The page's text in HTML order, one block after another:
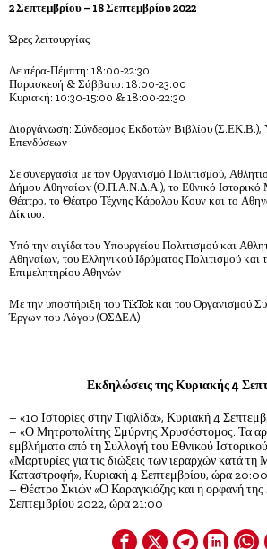
2 Σεπτεμβρίου – 18 Σεπτεμβρίου 2022
Ώρες λειτουργίας
Δευτέρα-Πέμπτη: 18:00-22:30
Παρασκευή & Σάββατο: 18:00-23:00
Κυριακή: 10:30-15:00 & 18:00-22:30
Διοργάνωση: Σύνδεσμος Εκδοτών Βιβλίου (Σ.ΕΚ.Β.),
Επενδύσεων
Σε συνεργασία με τον Οργανισμό Πολιτισμού,
Δήμου Αθηναίων (Ο.Π.Α.Ν.Δ.Α.), το Εθνικό Ιστορικό
Θέατρο, το Θέατρο Τέχνης Κάρολου Κουν και το
Δίκτυο.
Υπό την αιγίδα του Υπουργείου Πολιτισμού και
Αθηναίων, του Ελληνικού Ιδρύματος Πολιτισμού και
Επιμελητηρίου Αθηνών
Με την υποστήριξη του TikTok και του Οργανισμού
Έργων του Λόγου (ΟΣΔΕΛ)
Εκδηλώσεις της Κυριακής 4
– «10 Ιστορίες στην Τιφλίδα», Κυριακή 4
– «Ο Μητροπολίτης Σμύρνης Χρυσόστομος. Τα
εμβλήματα από τη Συλλογή του Εθνικού
«Μαρτυρίες για τις διώξεις των ιεραρχών κατά τη
Καταστροφή», Κυριακή 4 Σεπτεμβρίου, ώρα 20:00
– Θέατρο Σκιών «Ο Καραγκιόζης και η ορφανή
Σεπτεμβρίου 2022, ώρα 21:00